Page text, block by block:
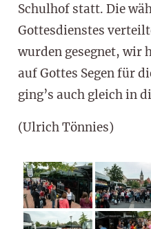
Schulhof statt. Die
Gottesdienstes
wurden gesegnet, wir
auf Gottes Segen für
ging’s auch gleich in
(Ulrich Tönnies)